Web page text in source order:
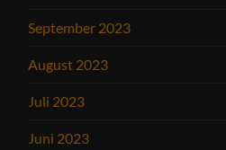
September 2023
August 2023
Juli 2023
Juni 2023